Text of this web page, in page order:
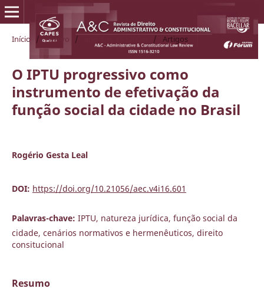
Início / Acervo / / Artigos
O IPTU progressivo como
instrumento de efetivação da
função social da cidade no Brasil
Rogério Gesta Leal
DOI: https://doi.org/10.21056/aec.v4i16.601
Palavras-chave: IPTU, natureza jurídica, função social da
cidade, cenários normativos e hermenêuticos, direito
consitucional
Resumo